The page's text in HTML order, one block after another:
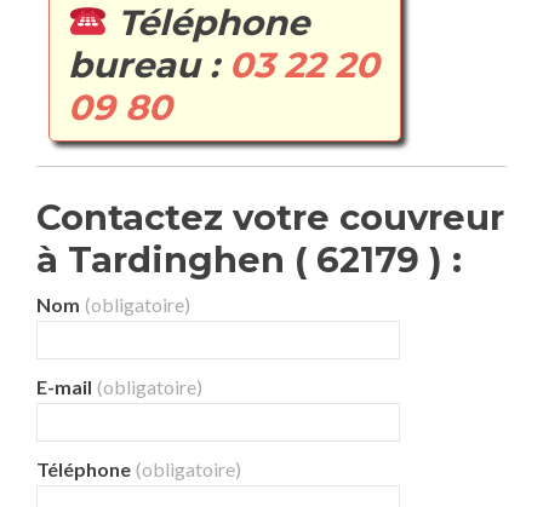
Téléphone
bureau : 03 22 20
09 80
Contactez votre couvreur
à Tardinghen ( 62179 ) :
Nom (obligatoire)
E-mail (obligatoire)
Téléphone (obligatoire)